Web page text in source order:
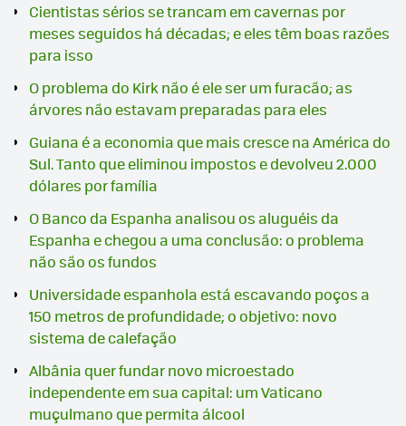
Cientistas sérios se trancam em cavernas por
meses seguidos há décadas; e eles têm boas razões
para isso
O problema do Kirk não é ele ser um furacão; as
árvores não estavam preparadas para eles
Guiana é a economia que mais cresce na América do
Sul. Tanto que eliminou impostos e devolveu 2.000
dólares por família
O Banco da Espanha analisou os aluguéis da
Espanha e chegou a uma conclusão: o problema
não são os fundos
Universidade espanhola está escavando poços a
150 metros de profundidade; o objetivo: novo
sistema de calefação
Albânia quer fundar novo microestado
independente em sua capital: um Vaticano
muçulmano que permita álcool